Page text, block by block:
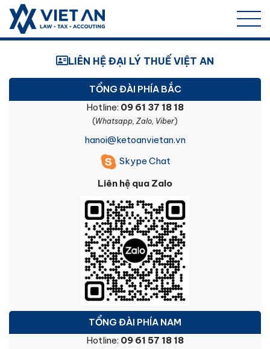
LIÊN HỆ ĐẠI LÝ THUẾ VIỆT AN
TỔNG ĐÀI PHÍA BẮC
Hotline: 09 61 37 18 18
(Whatsapp, Zalo, Viber)
hanoi@ketoanvietan.vn
Skype Chat
Liên hệ qua Zalo
TỔNG ĐÀI PHÍA NAM
Hotline: 09 61 57 18 18